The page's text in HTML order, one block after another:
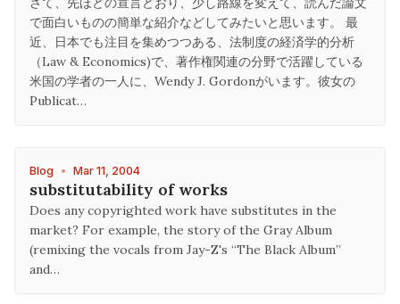
で面白いものの簡単な紹介などしてみたいと思います。 最
近、日本でも注目を集めつつある、法制度の経済学的分析
（Law & Economics)で、著作権関連の分野で活躍している
米国の学者の一人に、Wendy J. Gordonがいます。彼女の
Publicat…
Blog • Mar 11, 2004
substitutability of works
Does any copyrighted work have substitutes in the
market? For example, the story of the Gray Album
(remixing the vocals from Jay-Z's “The Black Album”
and…